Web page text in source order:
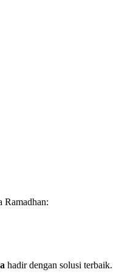
Ramadhan:
hadir dengan solusi terbaik.